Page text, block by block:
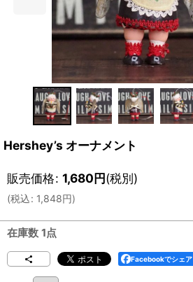
Hershey’s オーナメント
販売価格: 1,680円(税別)
(税込: 1,848円)
在庫数 1点
Facebookでシェア